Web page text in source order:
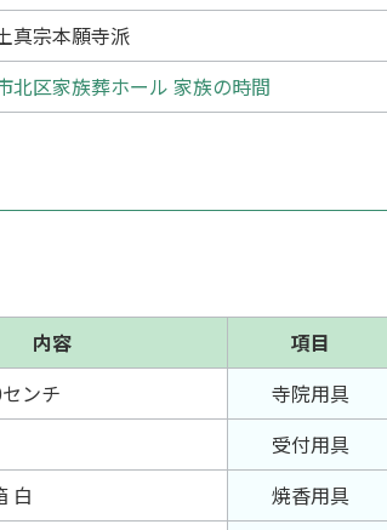
真宗本願寺派
北区家族葬ホール 家族の時間
内容 項目
ンチ 寺院用具
受付用具
白 焼香用具